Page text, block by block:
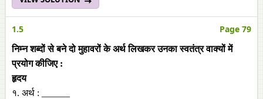
1.5 Page 79
निम्न शब्‍दों से बने दो मुहावरों के अर्थ लिखकर उनका स्‍वतंत्र वाक्‍यों में
प्रयोग कीजिए :
हृदय
१. अर्थ : ______